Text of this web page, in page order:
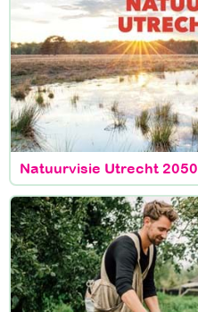
Natuurvisie Utrecht 2050